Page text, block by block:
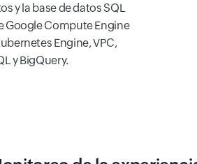
y la base de datos SQL
Google Compute Engine
Engine, VPC,
y BigQuery.